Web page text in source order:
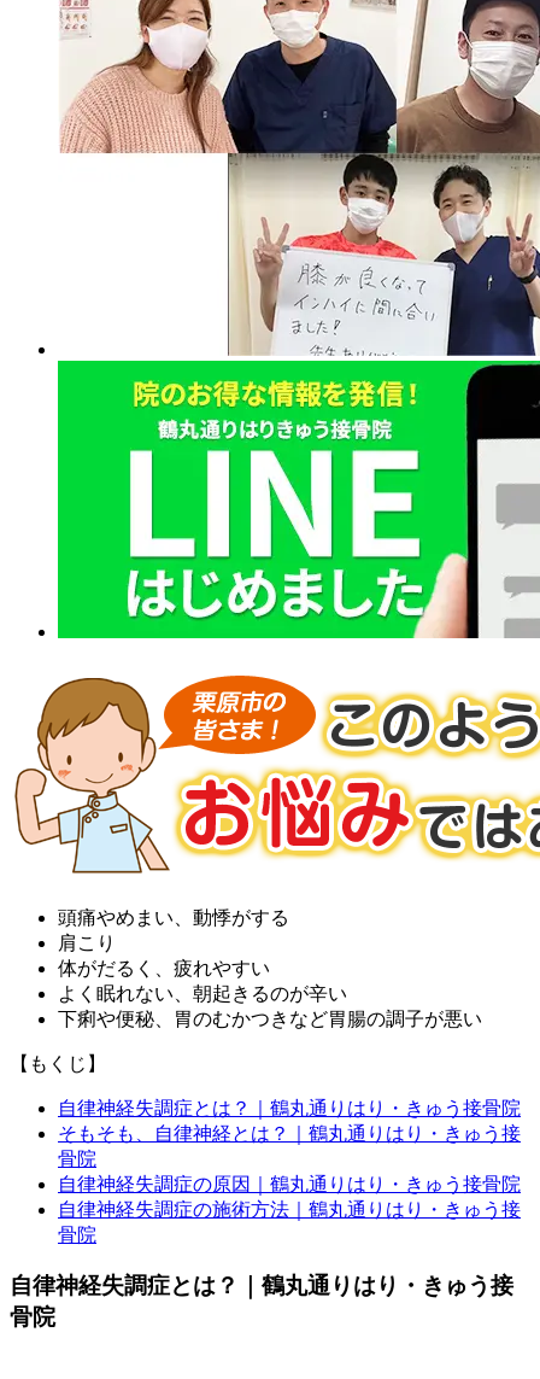
頭痛やめまい、動悸がする
肩こり
体がだるく、疲れやすい
よく眠れない、朝起きるのが辛い
下痢や便秘、胃のむかつきなど胃腸の調子が悪い
【もくじ】
自律神経失調症とは？｜鶴丸通りはり・きゅう接骨院
そもそも、自律神経とは？｜鶴丸通りはり・きゅう接
骨院
自律神経失調症の原因｜鶴丸通りはり・きゅう接骨院
自律神経失調症の施術方法｜鶴丸通りはり・きゅう接
骨院
自律神経失調症とは？｜鶴丸通りはり・きゅう接
骨院